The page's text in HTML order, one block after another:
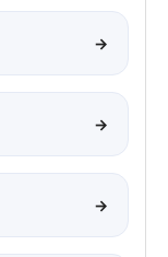
→
→
→